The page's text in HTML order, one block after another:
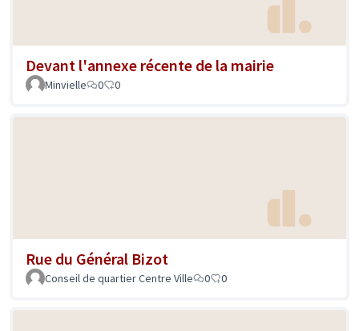
Devant l'annexe récente de la mairie
Minvielle 0 0
Rue du Général Bizot
Conseil de quartier Centre Ville 0 0